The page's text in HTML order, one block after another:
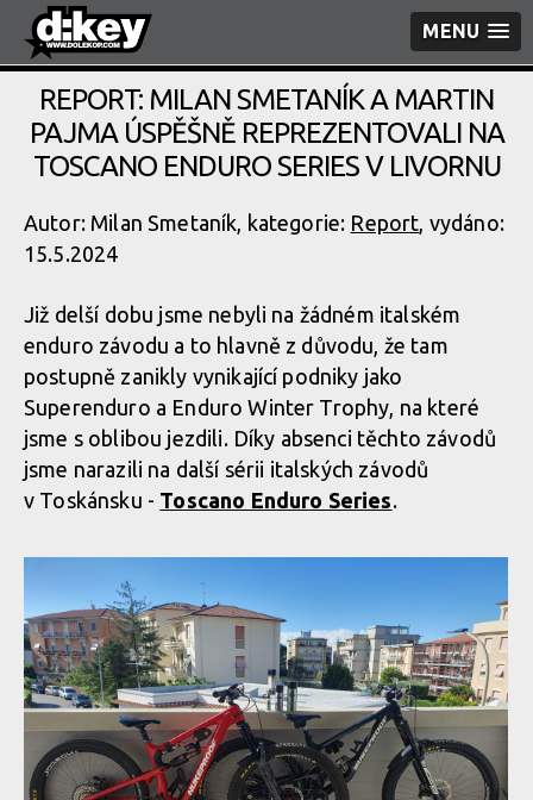
MENU
REPORT: MILAN SMETANÍK A MARTIN
PAJMA ÚSPĚŠNĚ REPREZENTOVALI NA
TOSCANO ENDURO SERIES V LIVORNU
Autor: Milan Smetaník, kategorie: Report, vydáno:
15.5.2024
Již delší dobu jsme nebyli na žádném italském
enduro závodu a to hlavně z důvodu, že tam
postupně zanikly vynikající podniky jako
Superenduro a Enduro Winter Trophy, na které
jsme s oblibou jezdili. Díky absenci těchto závodů
jsme narazili na další sérii italských závodů
v Toskánsku - Toscano Enduro Series.